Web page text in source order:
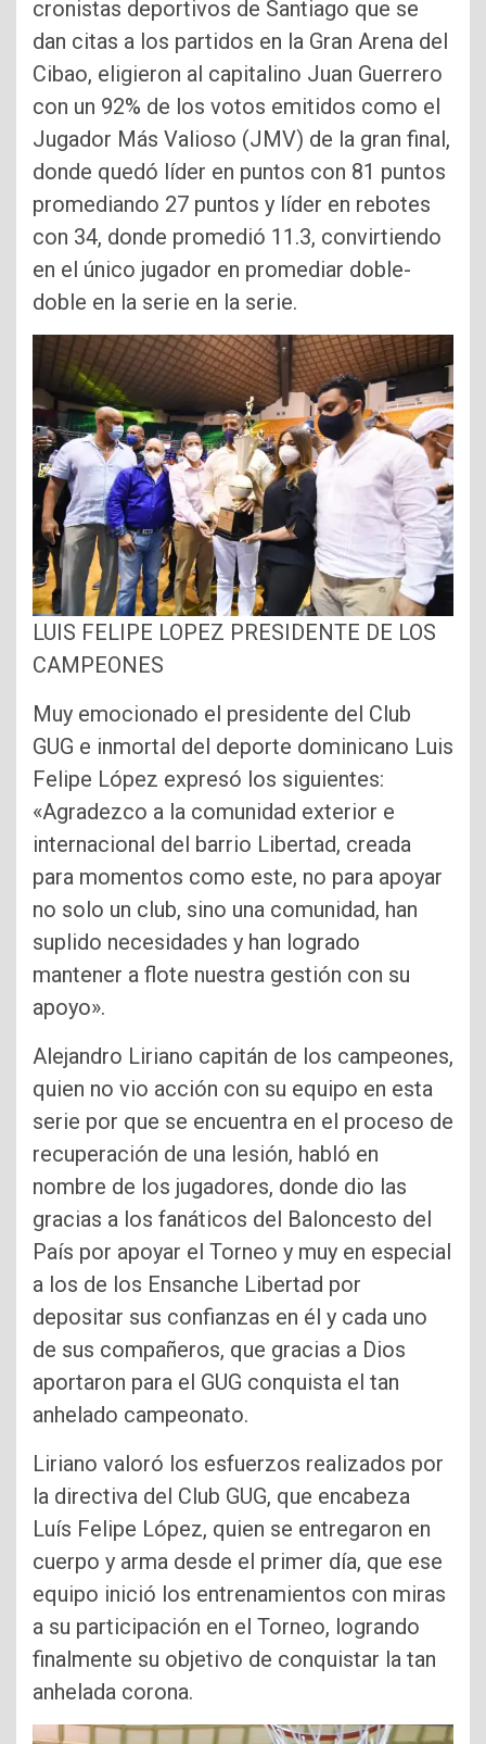
cronistas deportivos de Santiago que se
dan citas a los partidos en la Gran Arena del
Cibao, eligieron al capitalino Juan Guerrero
con un 92% de los votos emitidos como el
Jugador Más Valioso (JMV) de la gran final,
donde quedó líder en puntos con 81 puntos
promediando 27 puntos y líder en rebotes
con 34, donde promedió 11.3, convirtiendo
en el único jugador en promediar doble-
doble en la serie en la serie.
LUIS FELIPE LOPEZ PRESIDENTE DE LOS
CAMPEONES
Muy emocionado el presidente del Club
GUG e inmortal del deporte dominicano Luis
Felipe López expresó los siguientes:
«Agradezco a la comunidad exterior e
internacional del barrio Libertad, creada
para momentos como este, no para apoyar
no solo un club, sino una comunidad, han
suplido necesidades y han logrado
mantener a flote nuestra gestión con su
apoyo».
Alejandro Liriano capitán de los campeones,
quien no vio acción con su equipo en esta
serie por que se encuentra en el proceso de
recuperación de una lesión, habló en
nombre de los jugadores, donde dio las
gracias a los fanáticos del Baloncesto del
País por apoyar el Torneo y muy en especial
a los de los Ensanche Libertad por
depositar sus confianzas en él y cada uno
de sus compañeros, que gracias a Dios
aportaron para el GUG conquista el tan
anhelado campeonato.
Liriano valoró los esfuerzos realizados por
la directiva del Club GUG, que encabeza
Luís Felipe López, quien se entregaron en
cuerpo y arma desde el primer día, que ese
equipo inició los entrenamientos con miras
a su participación en el Torneo, logrando
finalmente su objetivo de conquistar la tan
anhelada corona.